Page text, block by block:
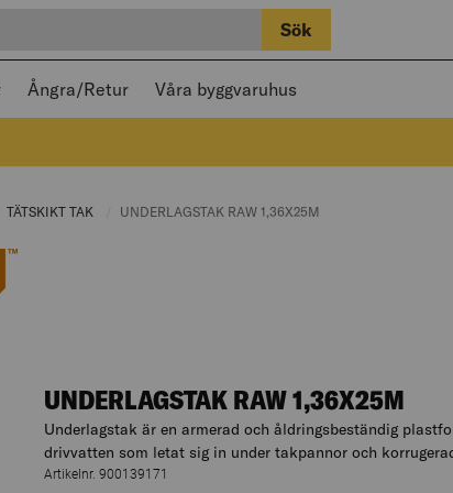
Sök
Ångra/Retur Våra byggvaruhus
PAGE:
TÄTSKIKT TAK CURRENT PAGE:
CURRENT PAGE:
UNDERLAGSTAK RAW 1,36X25M
UNDERLAGSTAK RAW 1,36X25M
Underlagstak är en armerad och åldringsbeständig
drivvatten som letat sig in under takpannor och
Artikelnr. 900139171